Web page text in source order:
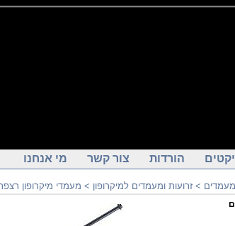
הורדות צור קשר מי אנחנו
> זרועות ומעמדים למיקרופון > מעמדי מיקרופון